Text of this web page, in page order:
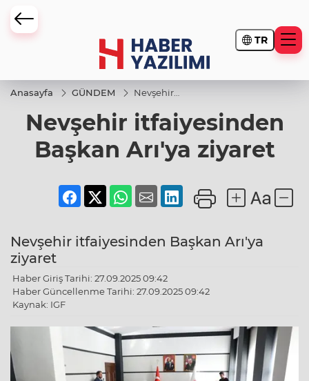
TR
Anasayfa GÜNDEM
Nevşehir
Başkan
Arı'ya ziyaret
Nevşehir itfaiyesinden
Başkan Arı'ya ziyaret
Nevşehir itfaiyesinden Başkan Arı'ya
ziyaret
Haber Giriş Tarihi: 27.09.2025 09:42
Haber Güncellenme Tarihi: 27.09.2025 09:42
Kaynak: IGF